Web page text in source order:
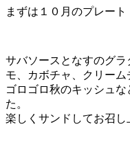
まずは１０月のプレート
サバソースとなすのグ
モ、カボチャ、クリーム
ゴロゴロ秋のキッシュ
た。
楽しくサンドしてお召し